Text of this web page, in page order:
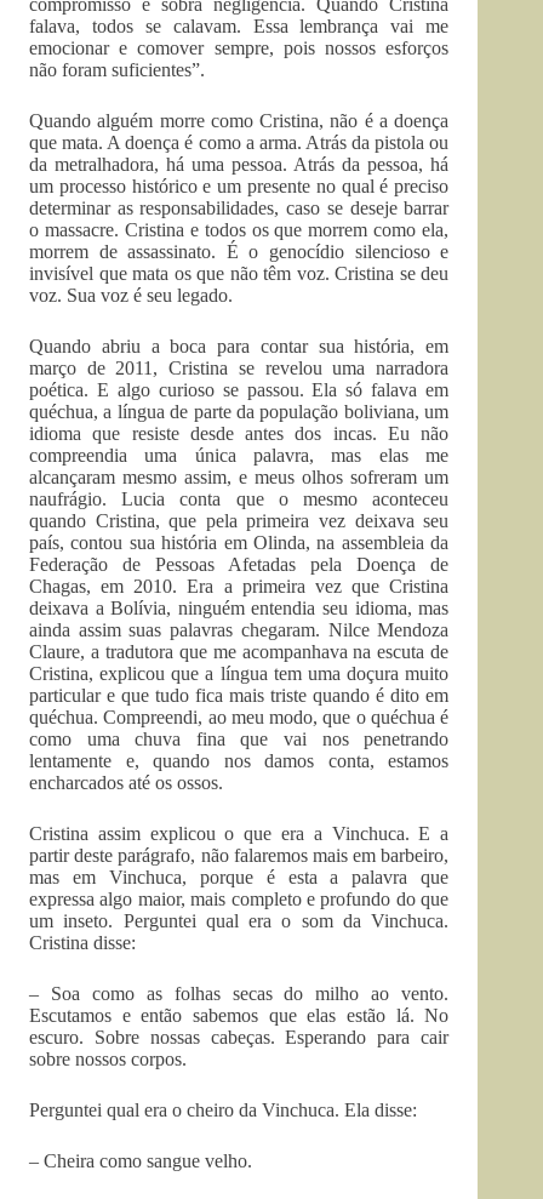
falava, todos se calavam. Essa lembrança vai me
emocionar e comover sempre, pois nossos esforços
não foram suficientes”.
Quando alguém morre como Cristina, não é a doença
que mata. A doença é como a arma. Atrás da pistola ou
da metralhadora, há uma pessoa. Atrás da pessoa, há
um processo histórico e um presente no qual é preciso
determinar as responsabilidades, caso se deseje barrar
o massacre. Cristina e todos os que morrem como ela,
morrem de assassinato. É o genocídio silencioso e
invisível que mata os que não têm voz. Cristina se deu
voz. Sua voz é seu legado.
Quando abriu a boca para contar sua história, em
março de 2011, Cristina se revelou uma narradora
poética. E algo curioso se passou. Ela só falava em
quéchua, a língua de parte da população boliviana, um
idioma que resiste desde antes dos incas. Eu não
compreendia uma única palavra, mas elas me
alcançaram mesmo assim, e meus olhos sofreram um
naufrágio. Lucia conta que o mesmo aconteceu
quando Cristina, que pela primeira vez deixava seu
país, contou sua história em Olinda, na assembleia da
Federação de Pessoas Afetadas pela Doença de
Chagas, em 2010. Era a primeira vez que Cristina
deixava a Bolívia, ninguém entendia seu idioma, mas
ainda assim suas palavras chegaram. Nilce Mendoza
Claure, a tradutora que me acompanhava na escuta de
Cristina, explicou que a língua tem uma doçura muito
particular e que tudo fica mais triste quando é dito em
quéchua. Compreendi, ao meu modo, que o quéchua é
como uma chuva fina que vai nos penetrando
lentamente e, quando nos damos conta, estamos
encharcados até os ossos.
Cristina assim explicou o que era a Vinchuca. E a
partir deste parágrafo, não falaremos mais em barbeiro,
mas em Vinchuca, porque é esta a palavra que
expressa algo maior, mais completo e profundo do que
um inseto. Perguntei qual era o som da Vinchuca.
Cristina disse:
– Soa como as folhas secas do milho ao vento.
Escutamos e então sabemos que elas estão lá. No
escuro. Sobre nossas cabeças. Esperando para cair
sobre nossos corpos.
Perguntei qual era o cheiro da Vinchuca. Ela disse:
– Cheira como sangue velho.